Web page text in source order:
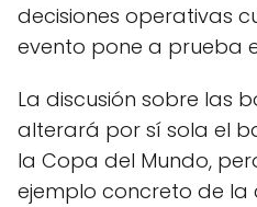
decisiones operativas
evento pone a prueba
La discusión sobre las
alterará por sí sola el
la Copa del Mundo,
ejemplo concreto de la